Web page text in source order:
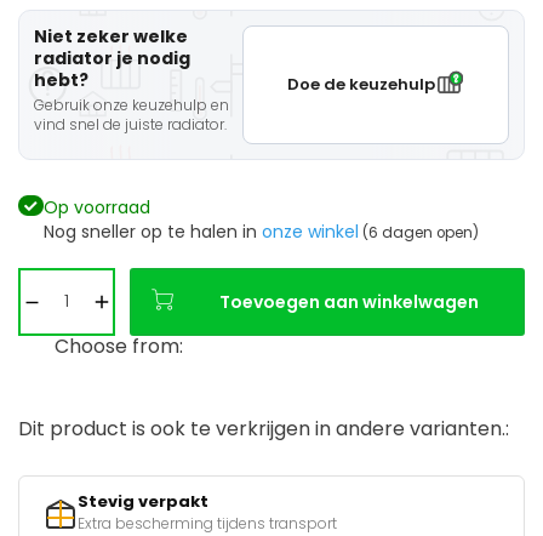
Niet zeker welke
radiator je nodig
hebt?
Gebruik onze keuzehulp en
vind snel de juiste radiator.
Doe de keuzehulp
Op voorraad
Nog sneller op te halen in onze winkel (6 dagen open)
Toevoegen aan winkelwagen
Choose from:
Dit product is ook te verkrijgen in andere varianten.:
Stevig verpakt
Extra bescherming tijdens transport